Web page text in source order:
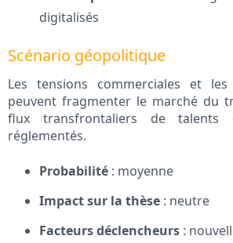
digitalisés
Scénario géopolitique
Les tensions commerciales et les
peuvent fragmenter le marché du
flux transfrontaliers de talents
réglementés.
Probabilité : moyenne
Impact sur la thèse : neutre
Facteurs déclencheurs :